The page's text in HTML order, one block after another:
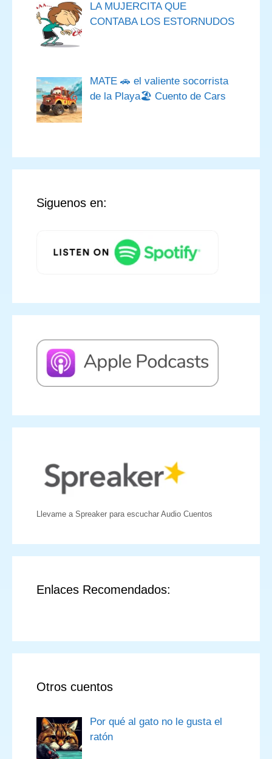
LA MUJERCITA QUE
CONTABA LOS ESTORNUDOS
MATE 🚗 el valiente socorrista
de la Playa🏖️ Cuento de Cars
Siguenos en:
Llevame a Spreaker para escuchar Audio Cuentos
Enlaces Recomendados:
Otros cuentos
Por qué al gato no le gusta el
ratón